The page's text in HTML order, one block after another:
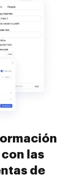
las
de